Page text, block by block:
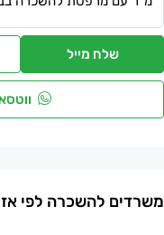
שלח מייל
משרדים להשכרה לפי